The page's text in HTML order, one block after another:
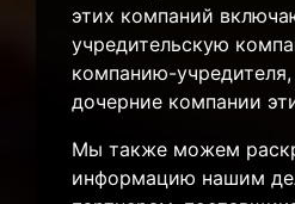
этих компаний
учредительскую
компанию-
дочерние компании
Мы также можем
информацию нашим